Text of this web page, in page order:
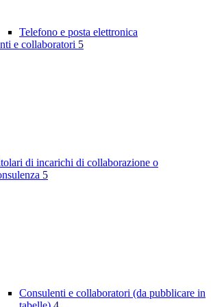
Telefono e posta elettronica
e collaboratori 5
di incarichi di collaborazione o
5
Consulenti e collaboratori (da pubblicare in